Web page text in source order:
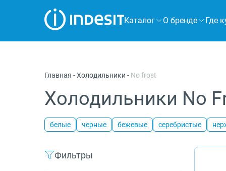
Каталог О бренде Где
Холодильники
Посудомоечные машины
Духовые шкафы
Главная -Холодильники - No frost
Холодильники No
белые черные бежевые серебристые
Фильтры